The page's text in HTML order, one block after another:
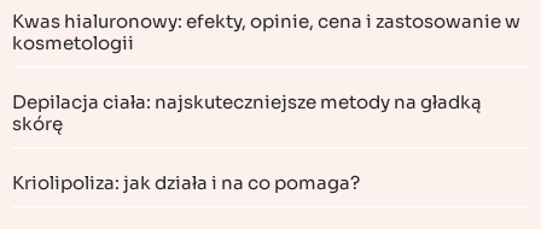
Kwas hialuronowy: efekty, opinie, cena i zastosowanie w
kosmetologii
Depilacja ciała: najskuteczniejsze metody na gładką
skórę
Kriolipoliza: jak działa i na co pomaga?